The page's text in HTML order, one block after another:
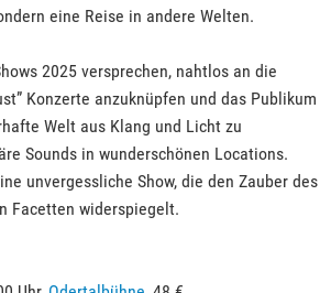
eine Reise in andere Welten.
2025 versprechen, nahtlos an die
Konzerte anzuknüpfen und das Publikum
Welt aus Klang und Licht zu
Sounds in wunderschönen Locations.
unvergessliche Show, die den Zauber des
Facetten widerspiegelt.